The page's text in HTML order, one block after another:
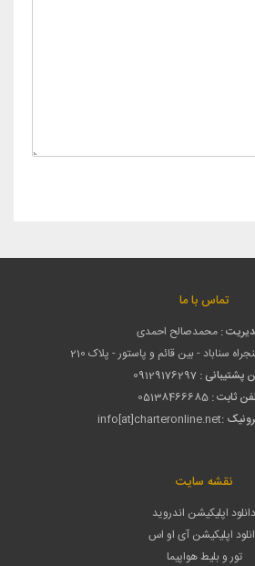
تماس با ما
: محمدصالح احمدی
سناباد - بین قائم و پاستور - پلاک 210
پشتیبانی : 09129176297
ثابت : 05138466685
:
info[at]charteronline.net
نقشه سایت
دانلود اپلیکیشن اندروید
اپلیکیشن آی او اس
تور و بلیط هواپیما